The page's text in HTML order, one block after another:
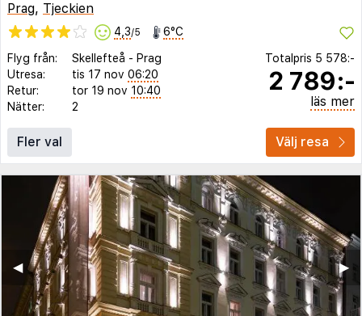
Prag, Tjeckien
4,3/5 6°C
Flyg från: Skellefteå - Prag
Utresa:
tis 17 nov 06:20
Retur:
tor 19 nov 10:40
Nätter:
2
Totalpris 5 578:-
2 789:-
läs mer
Fler val Välj resa
▶︎
◀︎